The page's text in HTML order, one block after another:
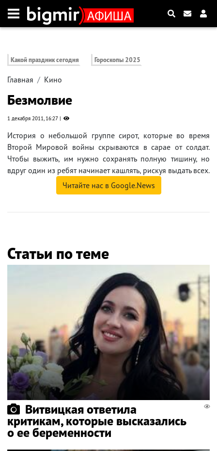
Какой праздник сегодня Гороскопы 2025
Главная Кино
Безмолвие
1 декабря 2011, 16:27
История о небольшой группе сирот, которые во время
Второй Мировой войны скрываются в сарае от солдат.
Чтобы выжить, им нужно сохранять полную тишину, но
вдруг один из ребят начинает кашлять, рискуя выдать всех.
Читайте нас в Google.News
Статьи по теме
Витвицкая ответила
критикам, которые высказались
о ее беременности